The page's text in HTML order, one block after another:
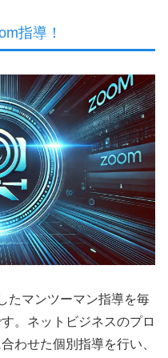
指導！
たマンツーマン指導を毎
。ネットビジネスのプロ
わせた個別指導を行い、